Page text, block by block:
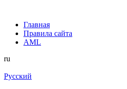
Главная
Правила сайта
AML
ru
Русский